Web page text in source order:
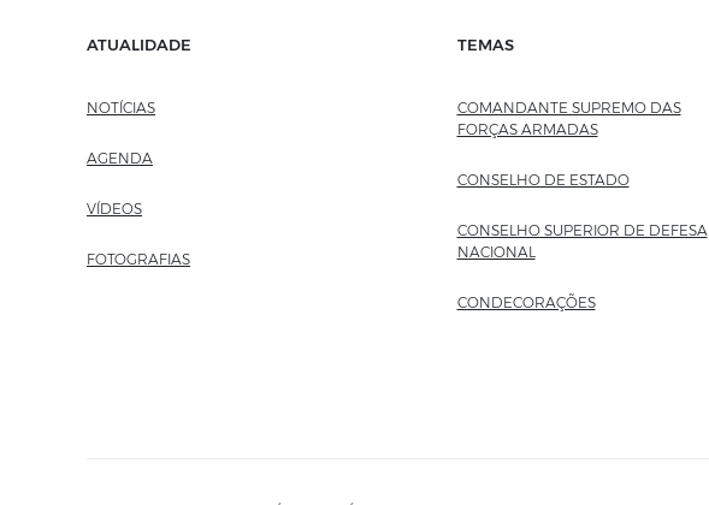
ATUALIDADE
NOTÍCIAS
AGENDA
VÍDEOS
FOTOGRAFIAS
TEMAS
COMANDANTE SUPREMO DAS
FORÇAS ARMADAS
CONSELHO DE ESTADO
CONSELHO SUPERIOR DE DEFESA
NACIONAL
CONDECORAÇÕES